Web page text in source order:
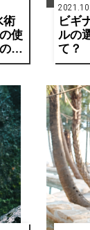
術
使
選
ビギ
ルの
て？